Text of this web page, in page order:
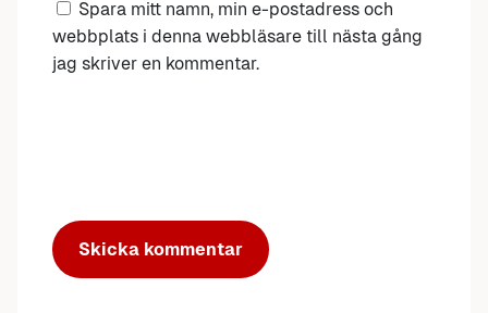
Spara mitt namn, min e-postadress och
webbplats i denna webbläsare till nästa gång
jag skriver en kommentar.